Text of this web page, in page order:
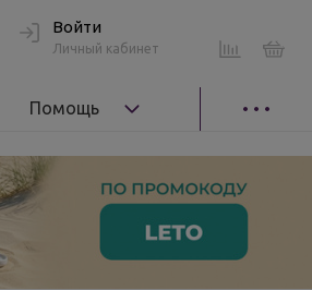
Войти
Личный кабинет
Помощь